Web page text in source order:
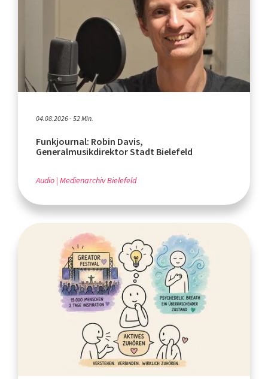
04.08.2026 - 52 Min.
Funkjournal: Robin Davis,
Generalmusikdirektor Stadt Bielefeld
Audio Medienarchiv Bielefeld